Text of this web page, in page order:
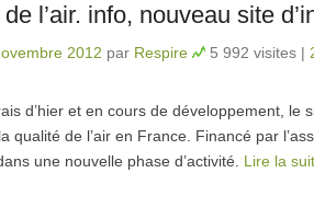
l’air. info, nouveau site
2012 par Respire 5 992 visites |
d’hier et en cours de développement, le
qualité de l’air en France. Financé par
une nouvelle phase d’activité. Lire la